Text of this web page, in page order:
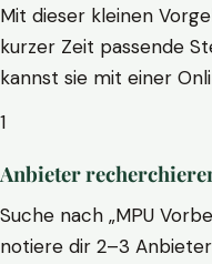
Mit dieser kleinen
kurzer Zeit passende
kannst sie mit einer
1
Anbieter
Suche nach „MPU
notiere dir 2–3 Anbieter